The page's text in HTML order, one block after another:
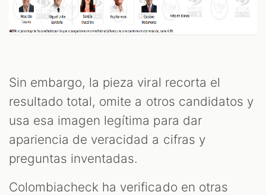
Sin embargo, la pieza viral recorta el
resultado total, omite a otros candidatos y
usa esa imagen legítima para dar
apariencia de veracidad a cifras y
preguntas inventadas.
Colombiacheck ha verificado en otras